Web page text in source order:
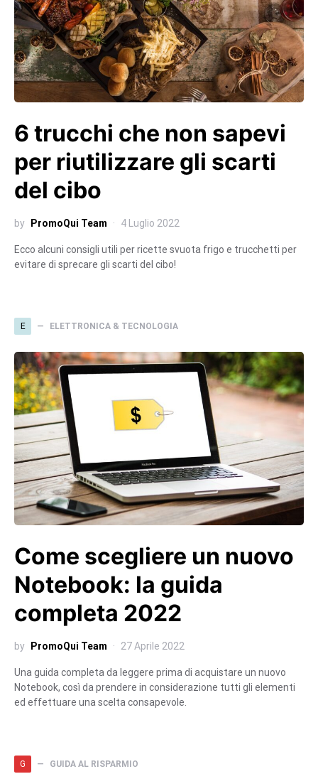
6 trucchi che non sapevi
per riutilizzare gli scarti
del cibo
by PromoQui Team 4 Luglio 2022
Ecco alcuni consigli utili per ricette svuota frigo e trucchetti per
evitare di sprecare gli scarti del cibo!
E ELETTRONICA & TECNOLOGIA
Come scegliere un nuovo
Notebook: la guida
completa 2022
by PromoQui Team 27 Aprile 2022
Una guida completa da leggere prima di acquistare un nuovo
Notebook, così da prendere in considerazione tutti gli elementi
ed effettuare una scelta consapevole.
G GUIDA AL RISPARMIO